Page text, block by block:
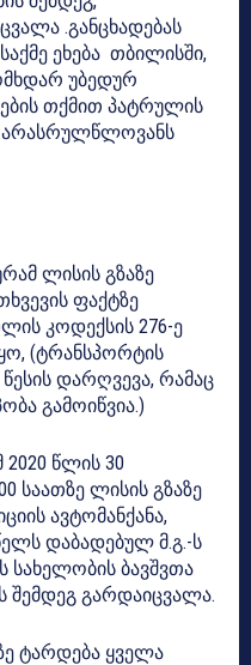
.განცხადებას
ეხება თბილისში,
უბედურ
თქმით პატრულის
არასრულწლოვანს
ლისის გზაზე
ფაქტზე
კოდექსის 276-ე
(ტრანსპორტის
დარღვევა, რამაც
გამოიწვია.)
წლის 30
საათზე ლისის გზაზე
ავტომანქანა,
დაბადებულ მ.გ.-ს
სახელობის ბავშვთა
შემდეგ გარდაიცვალა.
ტარდება ყველა